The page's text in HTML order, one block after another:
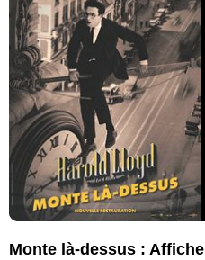
Monte là-dessus : Affiche